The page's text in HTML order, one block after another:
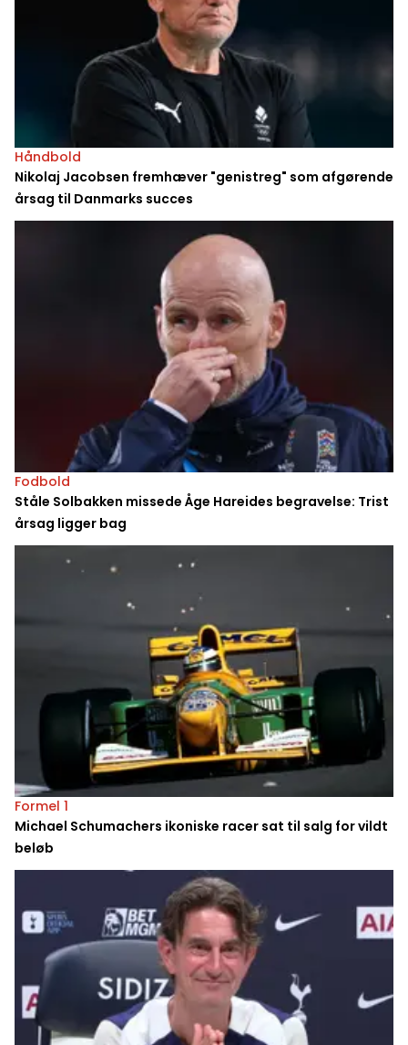
Håndbold
Nikolaj Jacobsen fremhæver "genistreg" som afgørende
årsag til Danmarks succes
Fodbold
Ståle Solbakken missede Åge Hareides begravelse: Trist
årsag ligger bag
Formel 1
Michael Schumachers ikoniske racer sat til salg for vildt
beløb